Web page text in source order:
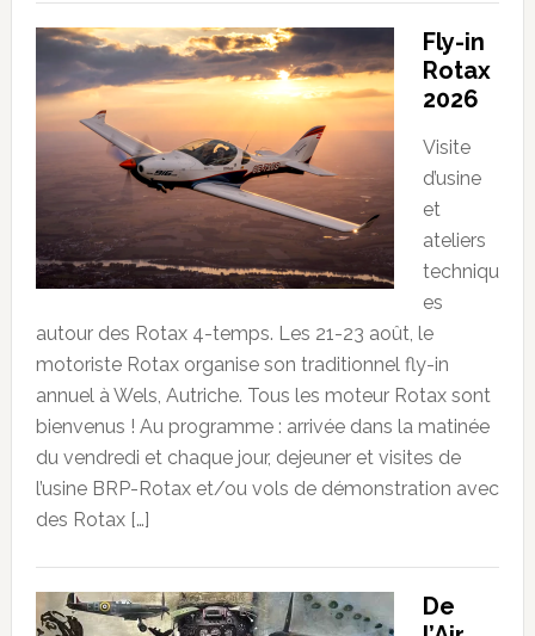
Fly-in
Rotax
2026
Visite
d’usine
et
ateliers
techniqu
es
autour des Rotax 4-temps. Les 21-23 août, le
motoriste Rotax organise son traditionnel fly-in
annuel à Wels, Autriche. Tous les moteur Rotax sont
bienvenus ! Au programme : arrivée dans la matinée
du vendredi et chaque jour, dejeuner et visites de
l’usine BRP-Rotax et/ou vols de démonstration avec
des Rotax […]
De